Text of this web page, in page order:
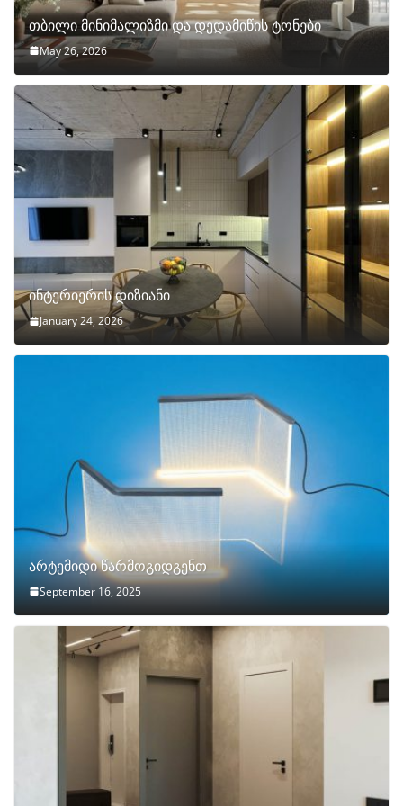
თბილი მინიმალიზმი და დედამიწის ტონები
May 26, 2026
ინტერიერის დიზიანი
January 24, 2026
არტემიდი წარმოგიდგენთ
September 16, 2025